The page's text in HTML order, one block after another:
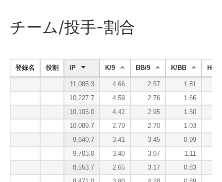
チーム/投手-割合
登録名 役割 IP K/9 BB/9 K/BB HR/9
11,085.3 4.66 2.57 1.81
10,227.7
4.59 2.76 1.66
10,105.0
4.42 2.95 1.50
10,089.7
2.79 2.70 1.03
9,840.7
3.41 3.45 0.99
9,703.0
3.40 3.07 1.11
8,553.7
2.65 3.17 0.83